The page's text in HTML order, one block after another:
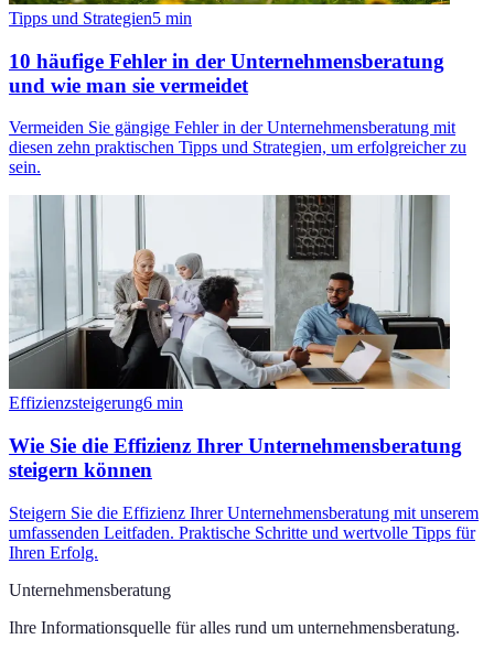
Tipps und Strategien5 min
10 häufige Fehler in der Unternehmensberatung
und wie man sie vermeidet
Vermeiden Sie gängige Fehler in der Unternehmensberatung mit
diesen zehn praktischen Tipps und Strategien, um erfolgreicher zu
sein.
Effizienzsteigerung6 min
Wie Sie die Effizienz Ihrer Unternehmensberatung
steigern können
Steigern Sie die Effizienz Ihrer Unternehmensberatung mit unserem
umfassenden Leitfaden. Praktische Schritte und wertvolle Tipps für
Ihren Erfolg.
Unternehmensberatung
Ihre Informationsquelle für alles rund um unternehmensberatung.